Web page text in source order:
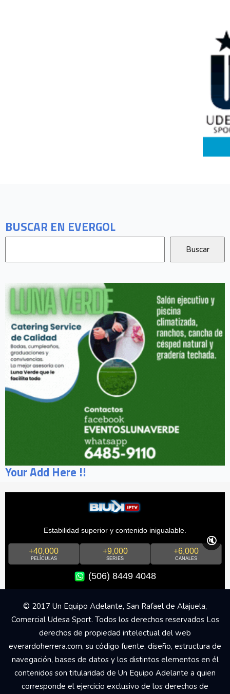
BUSCAR EN EVERGOL
Your Add Here !!
Estabilidad superior y contenido inigualable.
+40,000
PELÍCULAS
+9,000
SERIES
+6,000
CANALES
(506) 8449 4048
🔇
© 2017 Un Equipo Adelante, San Rafael de Alajuela,
Comercial Udesa Sport. Todos los derechos reservados Los
derechos de propiedad intelectual del web
everardoherrera.com, su código fuente, diseño, estructura de
navegación, bases de datos y los distintos elementos en él
contenidos son titularidad de Un Equipo Adelante a quien
corresponde el ejercicio exclusivo de los derechos de